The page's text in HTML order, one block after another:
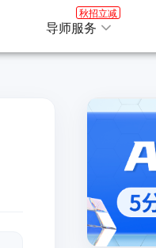
导师服务
秋招立减